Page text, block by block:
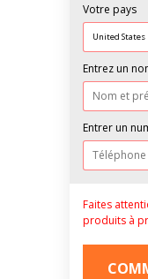
Votre pays
Entrez un
Entrer un
Faites
produits à